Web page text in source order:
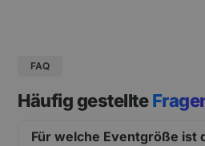
FAQ
Häufig gestellte
Für welche Eventgröße ist